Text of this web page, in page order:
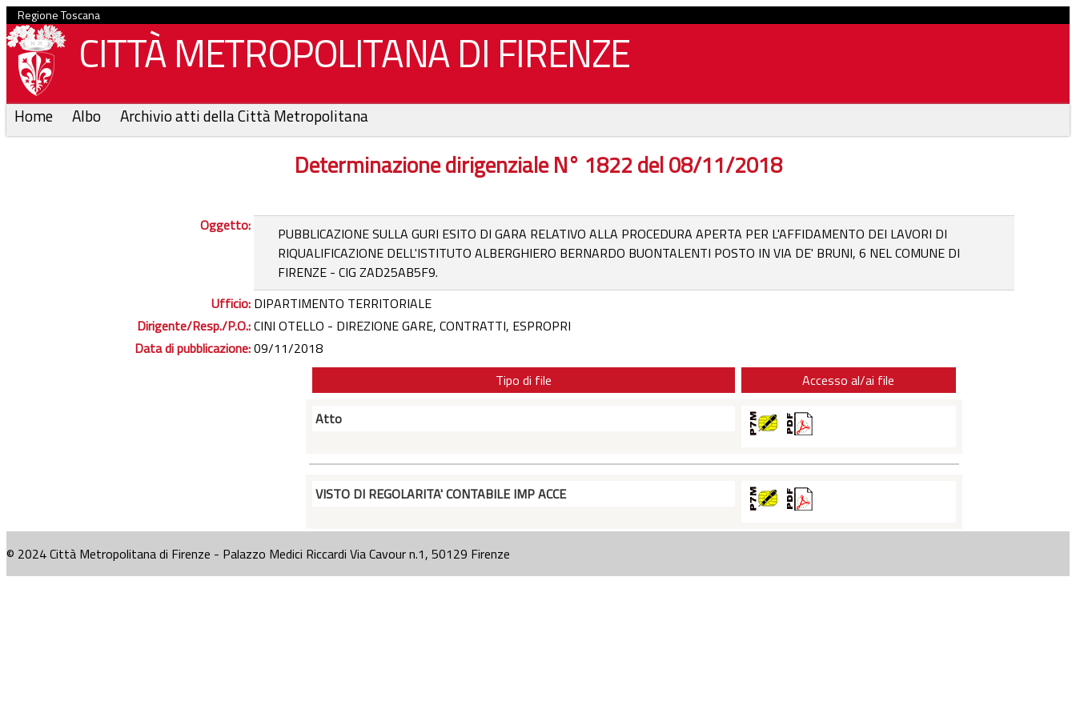
Regione Toscana
CITTÀ METROPOLITANA DI FIRENZE
Home Albo Archivio atti della Città Metropolitana
Determinazione dirigenziale N° 1822 del 08/11/2018
Oggetto:
PUBBLICAZIONE SULLA GURI ESITO DI GARA RELATIVO ALLA PROCEDURA APERTA PER L'AFFIDAMENTO DEI LAVORI DI
RIQUALIFICAZIONE DELL'ISTITUTO ALBERGHIERO BERNARDO BUONTALENTI POSTO IN VIA DE' BRUNI, 6 NEL COMUNE DI
FIRENZE - CIG ZAD25AB5F9.
Ufficio: DIPARTIMENTO TERRITORIALE
Dirigente/Resp./P.O.:CINI OTELLO - DIREZIONE GARE, CONTRATTI, ESPROPRI
Data di pubblicazione:09/11/2018
Tipo di file
Accesso al/ai file
Atto
VISTO DI REGOLARITA' CONTABILE IMP ACCE
© 2024 Città Metropolitana di Firenze - Palazzo Medici Riccardi Via Cavour n.1, 50129 Firenze